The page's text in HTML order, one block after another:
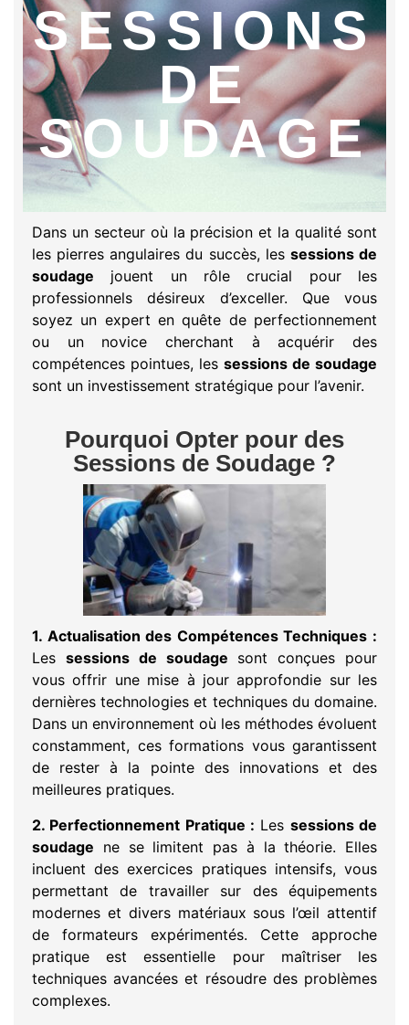
SESSIONS
DE
SOUDAGE
Dans un secteur où la précision et la qualité sont
les pierres angulaires du succès, les sessions de
soudage jouent un rôle crucial pour les
professionnels désireux d’exceller. Que vous
soyez un expert en quête de perfectionnement
ou un novice cherchant à acquérir des
compétences pointues, les sessions de soudage
sont un investissement stratégique pour l’avenir.
Pourquoi Opter pour des
Sessions de Soudage ?
1. Actualisation des Compétences Techniques :
Les sessions de soudage sont conçues pour
vous offrir une mise à jour approfondie sur les
dernières technologies et techniques du domaine.
Dans un environnement où les méthodes évoluent
constamment, ces formations vous garantissent
de rester à la pointe des innovations et des
meilleures pratiques.
2. Perfectionnement Pratique : Les sessions de
soudage ne se limitent pas à la théorie. Elles
incluent des exercices pratiques intensifs, vous
permettant de travailler sur des équipements
modernes et divers matériaux sous l’œil attentif
de formateurs expérimentés. Cette approche
pratique est essentielle pour maîtriser les
techniques avancées et résoudre des problèmes
complexes.